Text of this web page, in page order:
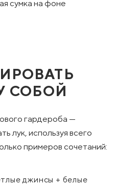
сумка на фоне
СОБОЙ
гардероба —
лук, используя всего
примеров сочетаний:
джинсы + белые